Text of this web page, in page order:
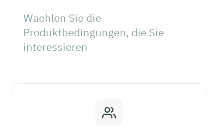
Waehlen Sie die
Produktbedingungen, die Sie
interessieren